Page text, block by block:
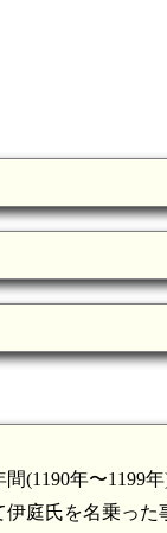
(1190年〜1199
庭氏を名乗った